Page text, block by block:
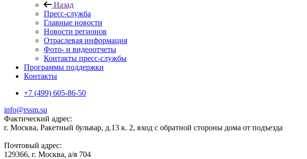
Назад
Пресс-служба
Главные новости
Новости регионов
Отраслевая информация
Фото- и видеоотчеты
Контакты пресс-службы
Программы поддержки
Контакты
+7 (499) 605-86-50
info@rssm.su
Фактический адрес:
г. Москва, Ракетный бульвар, д.13 к. 2, вход с обратной стороны дома от подъезда
Почтовый адрес:
129366, г. Москва, а/я 704